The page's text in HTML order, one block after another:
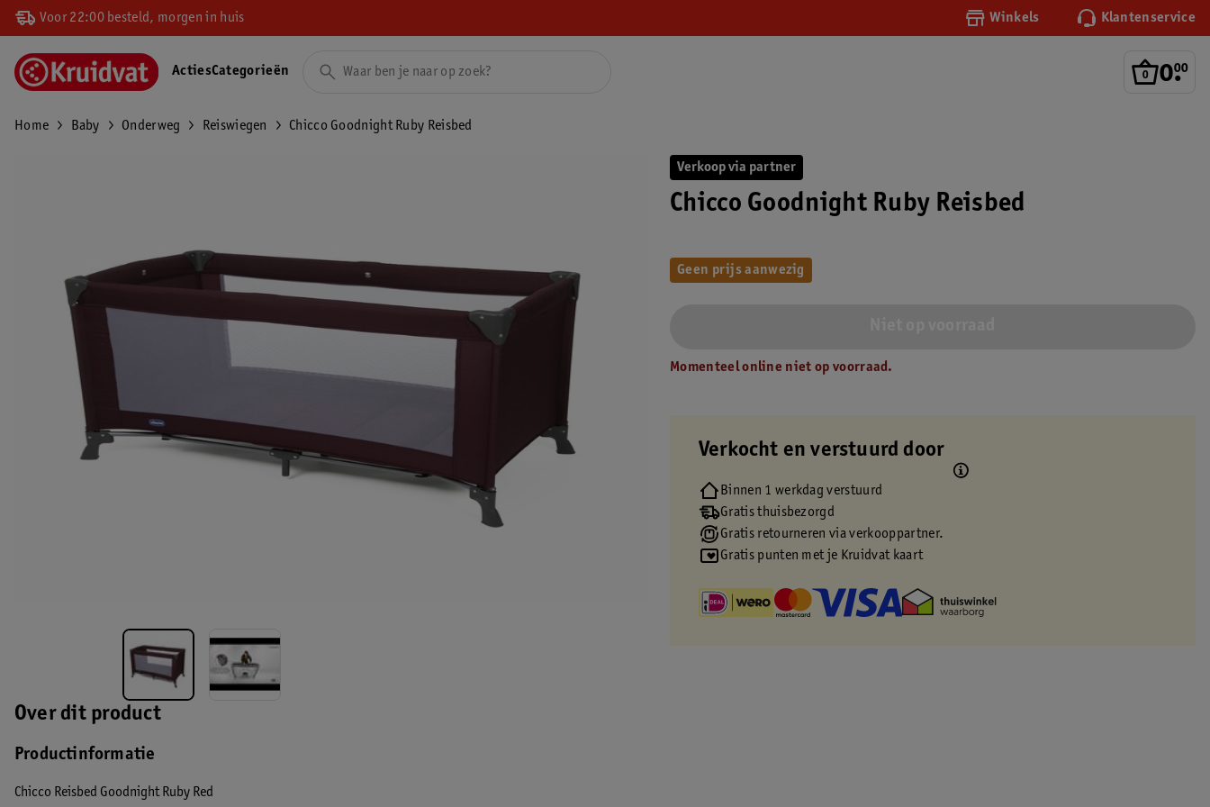
Voor 22:00 besteld, morgen in huis Winkels Klantenservice
0.
00
ActiesCategorieën
Home Baby Onderweg Reiswiegen Chicco Goodnight Ruby Reisbed
Over dit product
Productinformatie
Chicco Reisbed Goodnight Ruby Red
Verkoop via partner
Chicco Goodnight Ruby Reisbed
Geen prijs aanwezig
Momenteel online niet op voorraad.
Verkocht en verstuurd door
Binnen 1 werkdag verstuurd
Gratis thuisbezorgd
Gratis retourneren via verkooppartner.
Gratis punten met je Kruidvat kaart